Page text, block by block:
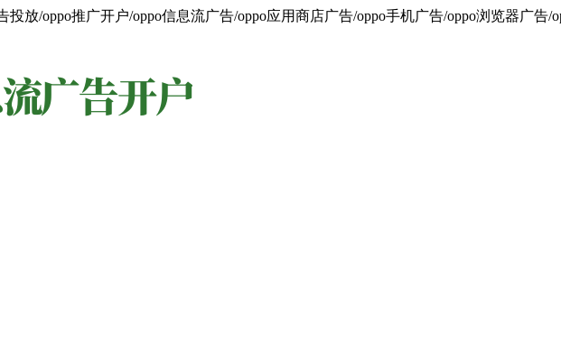
放/oppo推广开户/oppo信息流广告/oppo应用商店广告/oppo手机广告/oppo浏览器广告/